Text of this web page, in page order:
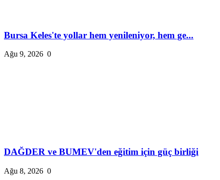
Bursa Keles'te yollar hem yenileniyor, hem ge...
Ağu 9, 2026 0
DAĞDER ve BUMEV'den eğitim için güç birliği
Ağu 8, 2026 0